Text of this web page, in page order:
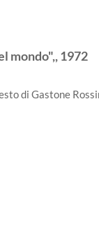
mondo",,1972
di Gastone